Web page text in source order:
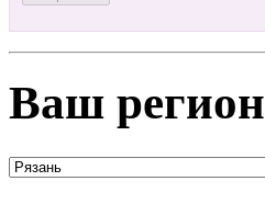
Ваш регион